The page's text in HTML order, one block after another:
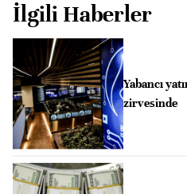
İlgili Haberler
Yabancı
zirvesinde